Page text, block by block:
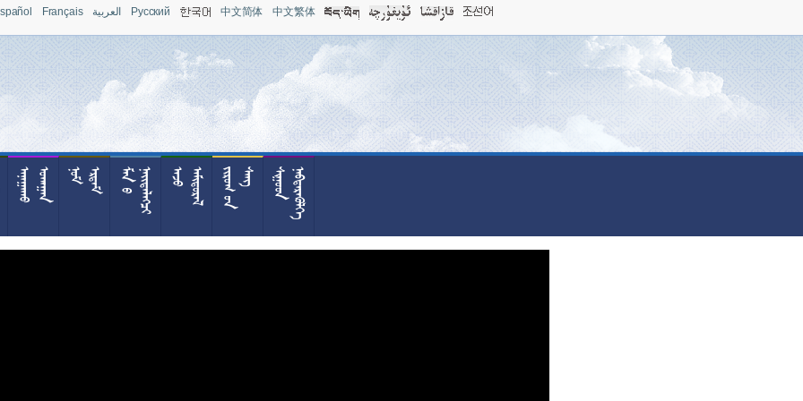
Français العربية Pусский 中文简体 中文繁体











  





  












 








  







 














